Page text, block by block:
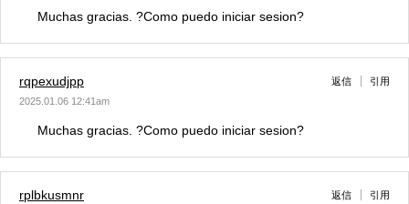
Muchas gracias. ?Como puedo iniciar sesion?
rqpexudjpp
2025.01.06 12:41am
返信 引用
Muchas gracias. ?Como puedo iniciar sesion?
rplbkusmnr 返信 引用